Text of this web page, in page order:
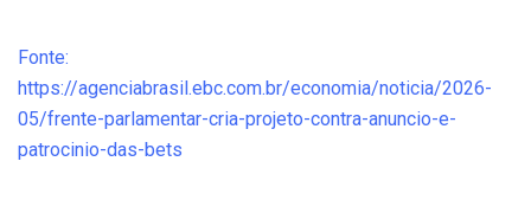
Fonte:
https://agenciabrasil.ebc.com.br/economia/noticia/2026-
05/frente-parlamentar-cria-projeto-contra-anuncio-e-
patrocinio-das-bets